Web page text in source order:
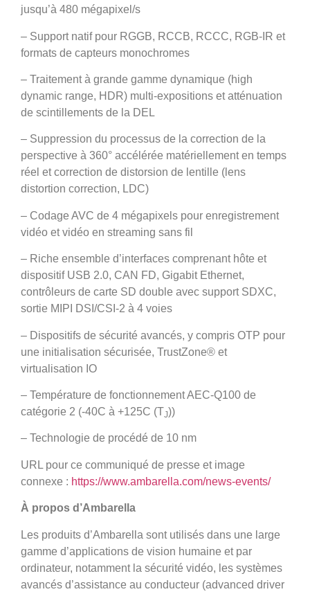
jusqu’à 480 mégapixel/s
– Support natif pour RGGB, RCCB, RCCC, RGB-IR et
formats de capteurs monochromes
– Traitement à grande gamme dynamique (high
dynamic range, HDR) multi-expositions et atténuation
de scintillements de la DEL
– Suppression du processus de la correction de la
perspective à 360° accélérée matériellement en temps
réel et correction de distorsion de lentille (lens
distortion correction, LDC)
– Codage AVC de 4 mégapixels pour enregistrement
vidéo et vidéo en streaming sans fil
– Riche ensemble d’interfaces comprenant hôte et
dispositif USB 2.0, CAN FD, Gigabit Ethernet,
contrôleurs de carte SD double avec support SDXC,
sortie MIPI DSI/CSI-2 à 4 voies
– Dispositifs de sécurité avancés, y compris OTP pour
une initialisation sécurisée, TrustZone® et
virtualisation IO
– Température de fonctionnement AEC-Q100 de
catégorie 2 (-40C à +125C (TJ))
– Technologie de procédé de 10 nm
URL pour ce communiqué de presse et image
connexe : https://www.ambarella.com/news-events/
À propos d’Ambarella
Les produits d’Ambarella sont utilisés dans une large
gamme d’applications de vision humaine et par
ordinateur, notamment la sécurité vidéo, les systèmes
avancés d’assistance au conducteur (advanced driver